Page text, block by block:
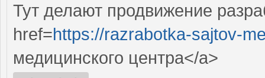
Тут делают продвижение
href=https://razrabotka-sajtov-
медицинского центра</a>